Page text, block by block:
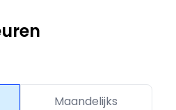
Maandelijks